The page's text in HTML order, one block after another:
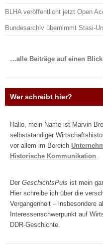
BLHA veröffentlicht jetzt Open
Bundesarchiv übernimmt Stasi-
…alle Beiträge auf einen Blick
Wer schreibt hier?
Hallo, mein Name ist Marvin
selbstständiger
vor allem im Bereich
Historische Kommunikation
Der GeschichtsPuls ist mein
Hier schreibe ich über die
Vergangenheit – insbesondere
Interessenschwerpunkt auf
DDR-Geschichte.